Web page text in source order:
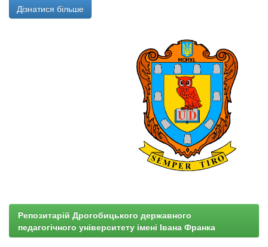
Дізнатися більше
Репозитарій Дрогобицького державного
педагогічного університету імені Івана Франка